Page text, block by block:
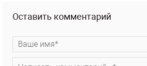
Оставить комментарий